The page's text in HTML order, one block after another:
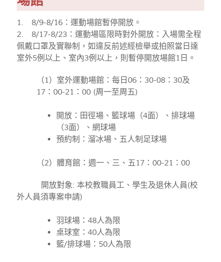
1. 8/9-8/16：運動場館暫停開放。
2. 8/17-8/23：運動場區限時對外開放：入場需全程
佩戴口罩及實聯制，如違反前述經檢舉或拍照當日達
室外5例以上、室內3例以上，則暫停開放場館1日。
（1）室外運動場館：每日06：30-08：30及
17：00-21：00 (周一至周五)
開放：田徑場、籃球場（4面）、排球場
（3面）、網球場
預約制：溜冰場、五人制足球場
（2）體育館：週一、三、五17：00-21：00
開放對象: 本校教職員工、學生及退休人員(校
外人員須專案申請)
羽球場：48人為限
桌球室：40人為限
籃/排球場：50人為限